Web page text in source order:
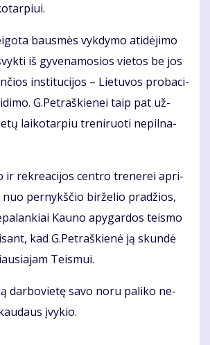
baus­mės vyk­dy­mo ati­dė­ji­mo
iš gy­ve­na­mo­sios vie­tos be jos
ins­ti­tu­ci­jos – Lie­tu­vos pro­ba­ci­
G.Pet­raš­kie­nei taip pat už­
lai­ko­tar­piu tre­ni­ruo­ti ne­pil­na­
ir rek­re­a­ci­jos cen­tro tre­ne­rei ap­ri­
per­nykš­čio bir­že­lio pra­džios,
Kau­no apy­gar­dos teis­mo
kad G.Pet­raš­kie­nė ją skun­dė
Teis­mui.
dar­bo­vie­tę sa­vo no­ru pa­li­ko ne­
įvy­kio.